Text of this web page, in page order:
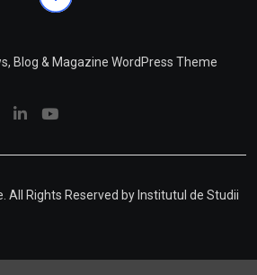
Blog & Magazine WordPress Theme
All Rights Reserved by Institutul de Studii